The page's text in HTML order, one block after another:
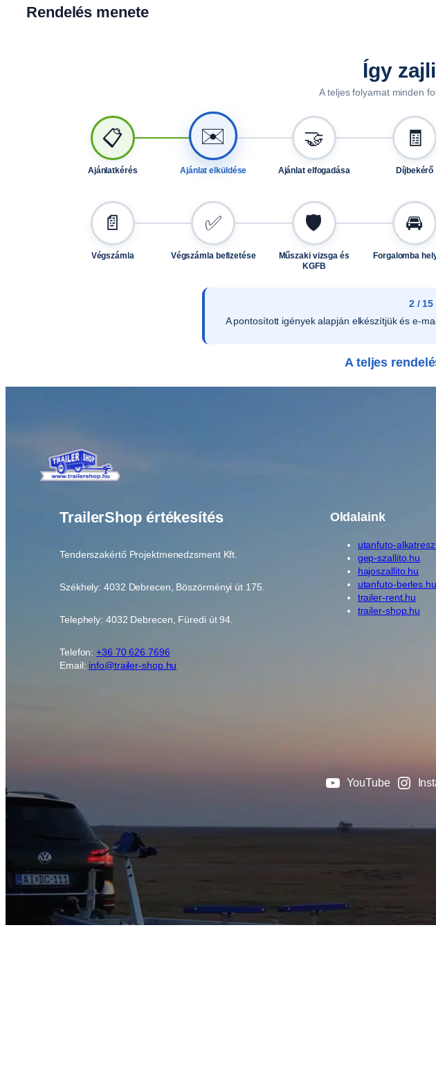
s
é
Rendelés menete
Így
A teljes folyamat minden
📋
Ajánlatkérés
✉️
Ajánlat elküldése
🤝
Ajánlat elfogadása
🧾
Díjbekérő
📄
Végszámla
✅
Végszámla befizetése
🛡️
Műszaki vizsga és
KGFB
🚘
Forgalomba
2 /
A pontosított igények alapján elkészítjük és e-
A teljes
TrailerShop értékesítés
Tenderszakértő Projektmenedzsment Kft.
Székhely: 4032 Debrecen, Böszörményi út 175.
Telephely: 4032 Debrecen, Füredi út 94.
Telefon:+36 70 626 7696
Email: info@trailer-shop.hu
Oldalaink
utanfuto-
gep-szallito.hu
hajoszallito.hu
utanfuto-berles.hu
trailer-rent.hu
trailer-shop.hu
YouTube